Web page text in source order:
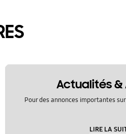
Actualités &
Pour des annonces importantes
LIRE LA